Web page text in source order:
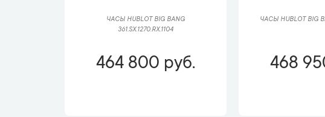
ЧАСЫ HUBLOT BIG BANG
361.SX.1270.RX.1104
464 800 руб.
ЧАСЫ HUBLOT BIG
468